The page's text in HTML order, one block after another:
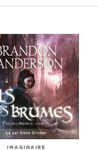
IMAGINAIRE